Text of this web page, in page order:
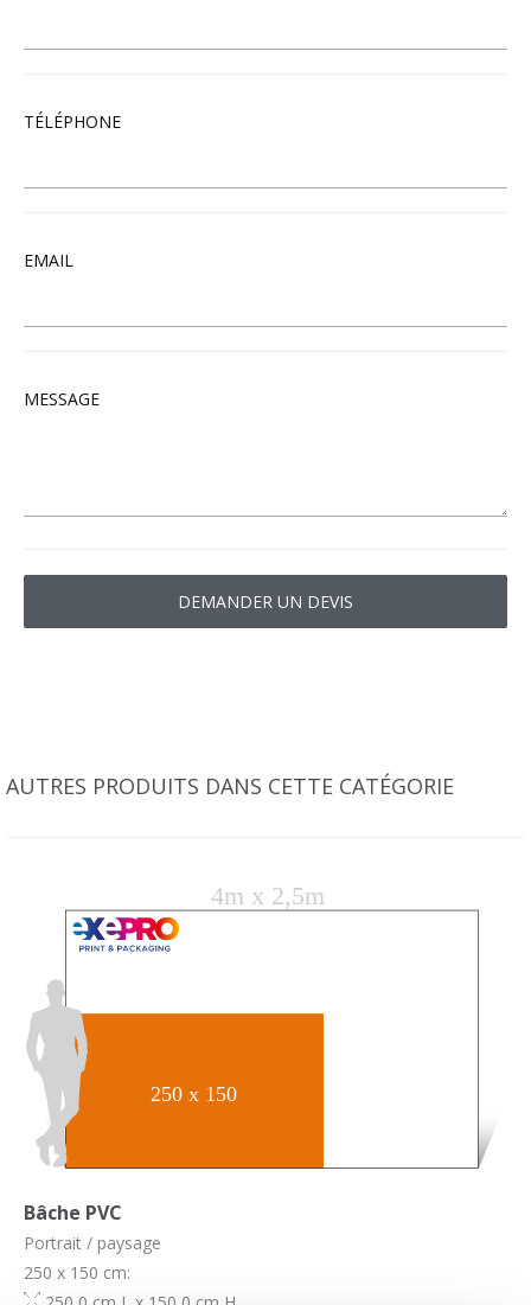
TÉLÉPHONE
EMAIL
MESSAGE
AUTRES PRODUITS DANS CETTE CATÉGORIE
Bâche PVC
Portrait / paysage
250 x 150 cm: